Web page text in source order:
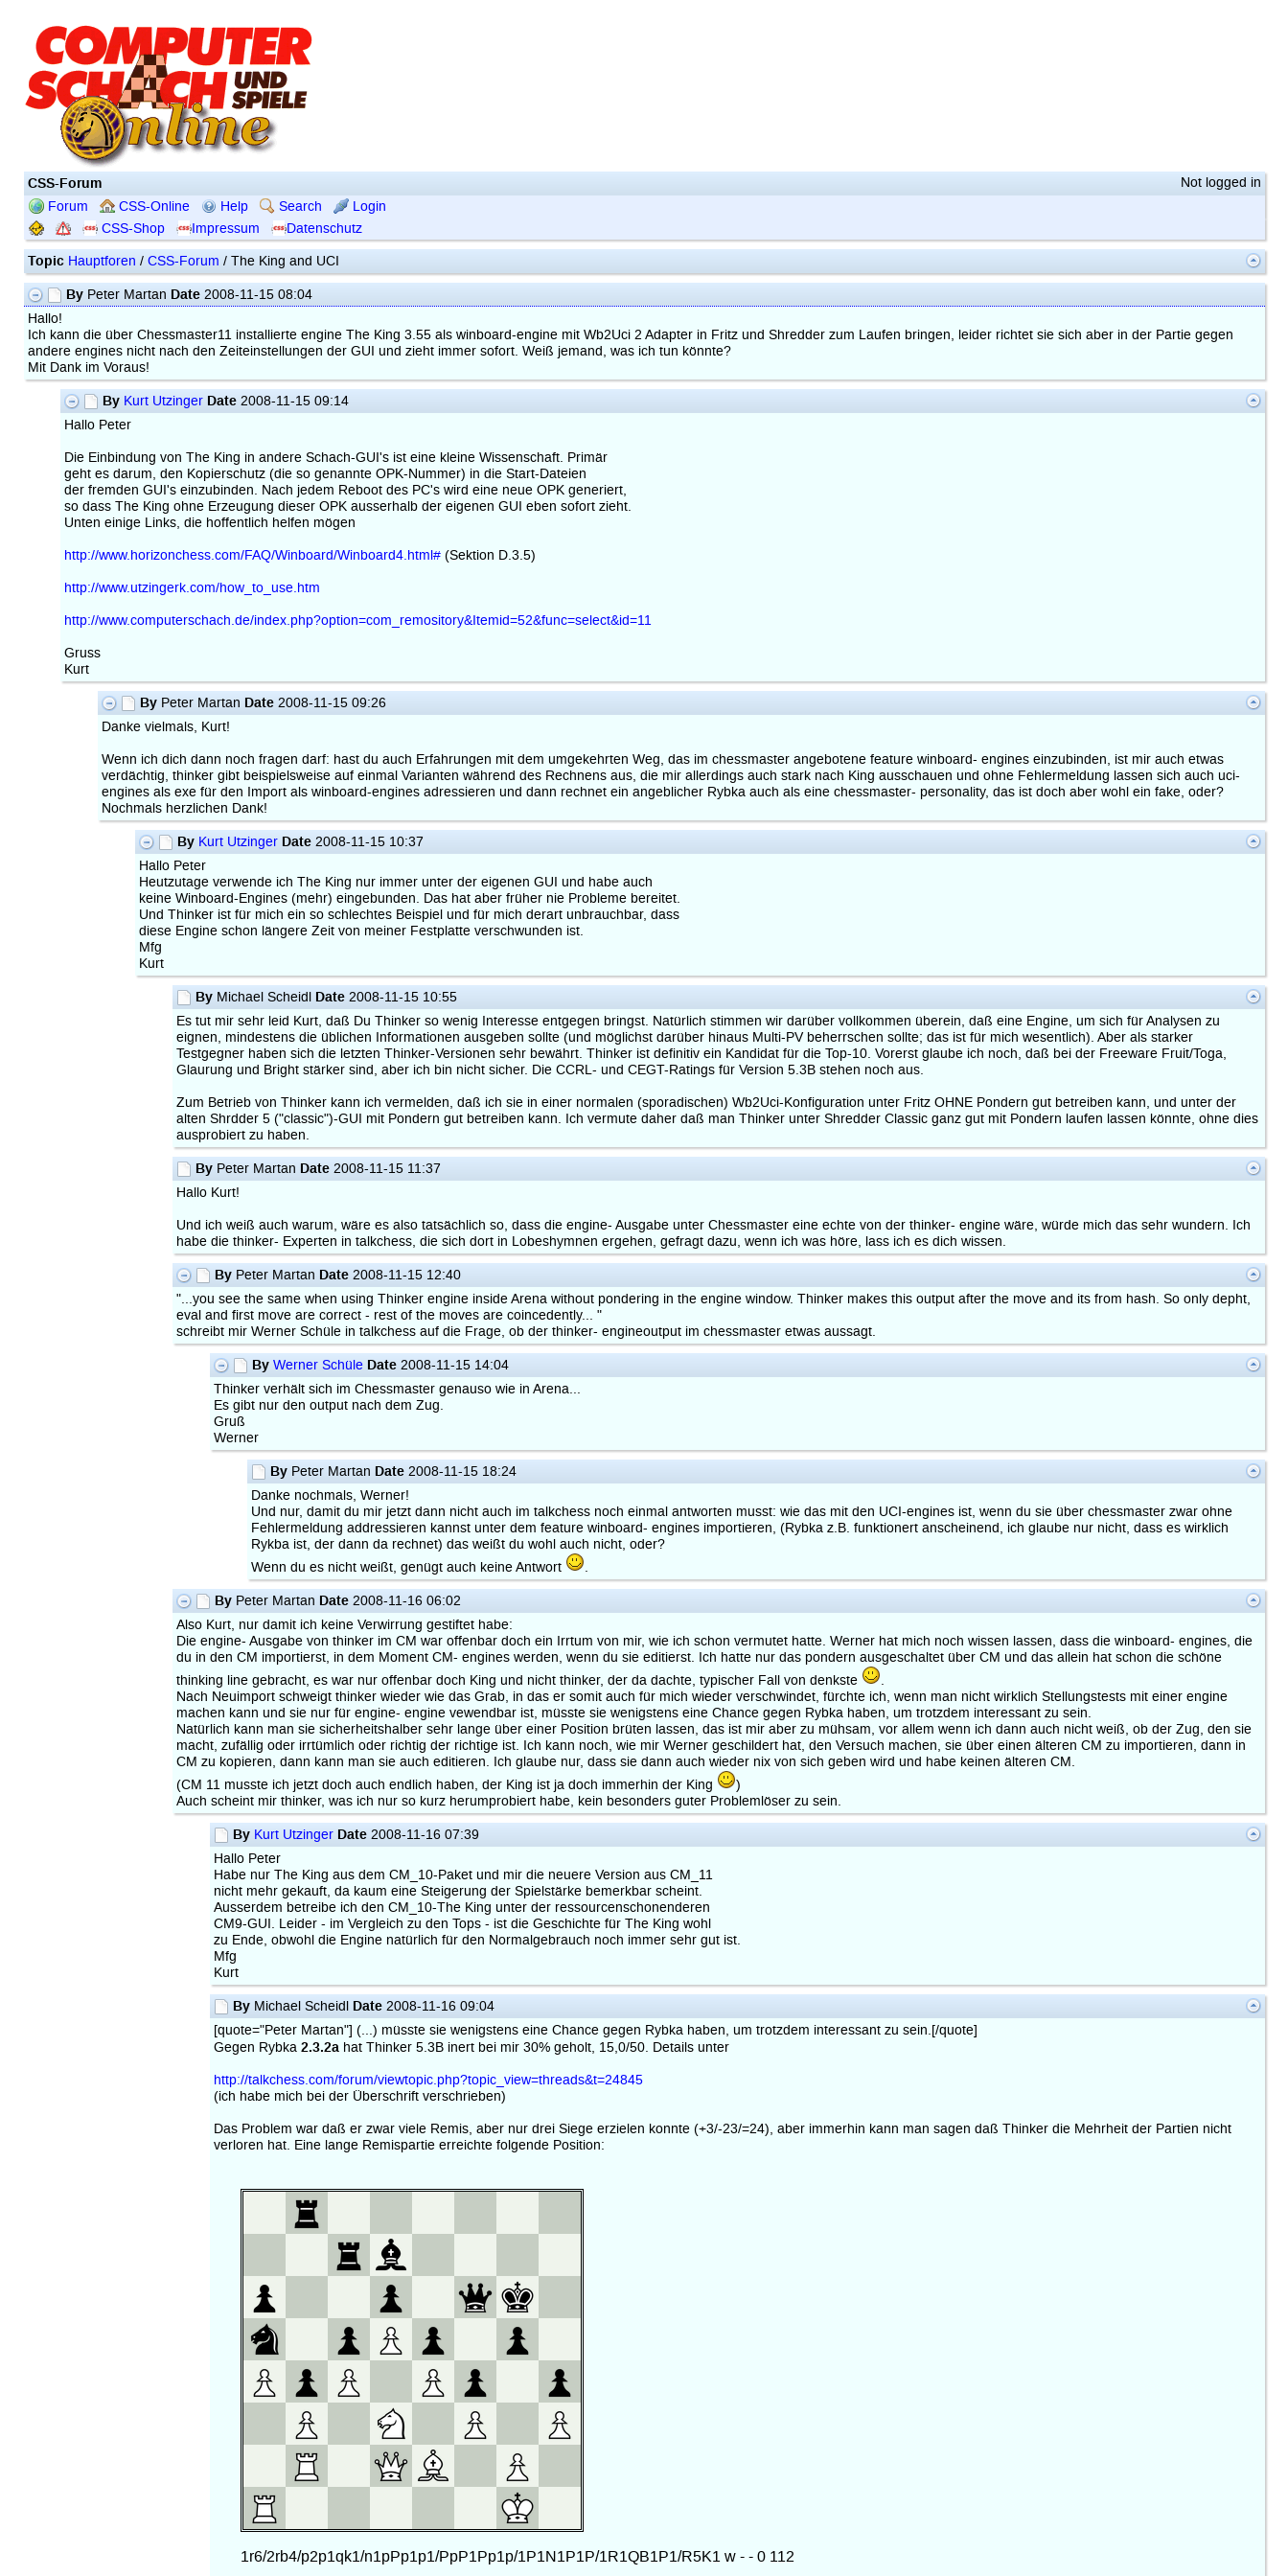
Not logged in
CSS-Forum
Forum CSS-Online Help Search
Login
CSS-Shop
Impressum Datenschutz
Topic Hauptforen / CSS-Forum / The King and UCI
ByPeter Martan Date2008-11-15 08:04
Hallo!
Ich kann die über Chessmaster11 installierte engine The King 3.55 als winboard-engine mit Wb2Uci 2 Adapter in Fritz und Shredder zum Laufen bringen, leider richtet sie sich aber in der Partie gegen
andere engines nicht nach den Zeiteinstellungen der GUI und zieht immer sofort. Weiß jemand, was ich tun könnte?
Mit Dank im Voraus!
By Kurt Utzinger Date 2008-11-15 09:14
Hallo Peter
Die Einbindung von The King in andere Schach-GUI's ist eine kleine Wissenschaft. Primär
geht es darum, den Kopierschutz (die so genannte OPK-Nummer) in die Start-Dateien
der fremden GUI's einzubinden. Nach jedem Reboot des PC's wird eine neue OPK generiert,
so dass The King ohne Erzeugung dieser OPK ausserhalb der eigenen GUI eben sofort zieht.
Unten einige Links, die hoffentlich helfen mögen
http://www.horizonchess.com/FAQ/Winboard/Winboard4.html# (Sektion D.3.5)
http://www.utzingerk.com/how_to_use.htm
http://www.computerschach.de/index.php?option=com_remository&Itemid=52&func=select&id=11
Gruss
Kurt
By Peter Martan Date 2008-11-15 09:26
Danke vielmals, Kurt!
Wenn ich dich dann noch fragen darf: hast du auch Erfahrungen mit dem umgekehrten Weg, das im chessmaster angebotene feature winboard- engines einzubinden, ist mir auch etwas
verdächtig, thinker gibt beispielsweise auf einmal Varianten während des Rechnens aus, die mir allerdings auch stark nach King ausschauen und ohne Fehlermeldung lassen sich auch uci-
engines als exe für den Import als winboard-engines adressieren und dann rechnet ein angeblicher Rybka auch als eine chessmaster- personality, das ist doch aber wohl ein fake, oder?
Nochmals herzlichen Dank!
By Kurt Utzinger Date 2008-11-15 10:37
Hallo Peter
Heutzutage verwende ich The King nur immer unter der eigenen GUI und habe auch
keine Winboard-Engines (mehr) eingebunden. Das hat aber früher nie Probleme bereitet.
Und Thinker ist für mich ein so schlechtes Beispiel und für mich derart unbrauchbar, dass
diese Engine schon längere Zeit von meiner Festplatte verschwunden ist.
Mfg
Kurt
ByMichael Scheidl Date2008-11-15 10:55
Es tut mir sehr leid Kurt, daß Du Thinker so wenig Interesse entgegen bringst. Natürlich stimmen wir darüber vollkommen überein, daß eine Engine, um sich für Analysen zu
eignen, mindestens die üblichen Informationen ausgeben sollte (und möglichst darüber hinaus Multi-PV beherrschen sollte; das ist für mich wesentlich). Aber als starker
Testgegner haben sich die letzten Thinker-Versionen sehr bewährt. Thinker ist definitiv ein Kandidat für die Top-10. Vorerst glaube ich noch, daß bei der Freeware Fruit/Toga,
Glaurung und Bright stärker sind, aber ich bin nicht sicher. Die CCRL- und CEGT-Ratings für Version 5.3B stehen noch aus.
Zum Betrieb von Thinker kann ich vermelden, daß ich sie in einer normalen (sporadischen) Wb2Uci-Konfiguration unter Fritz OHNE Pondern gut betreiben kann, und unter der
alten Shrdder 5 ("classic")-GUI mit Pondern gut betreiben kann. Ich vermute daher daß man Thinker unter Shredder Classic ganz gut mit Pondern laufen lassen könnte, ohne dies
ausprobiert zu haben.
ByPeter Martan Date2008-11-15 11:37
Hallo Kurt!
Und ich weiß auch warum, wäre es also tatsächlich so, dass die engine- Ausgabe unter Chessmaster eine echte von der thinker- engine wäre, würde mich das sehr wundern. Ich
habe die thinker- Experten in talkchess, die sich dort in Lobeshymnen ergehen, gefragt dazu, wenn ich was höre, lass ich es dich wissen.
ByPeter Martan Date2008-11-15 12:40
"...you see the same when using Thinker engine inside Arena without pondering in the engine window. Thinker makes this output after the move and its from hash. So only depht,
eval and first move are correct - rest of the moves are coincedently... "
schreibt mir Werner Schüle in talkchess auf die Frage, ob der thinker- engineoutput im chessmaster etwas aussagt.
By Werner Schüle Date2008-11-15 14:04
Thinker verhält sich im Chessmaster genauso wie in Arena...
Es gibt nur den output nach dem Zug.
Gruß
Werner
ByPeter Martan Date2008-11-15 18:24
Danke nochmals, Werner!
Und nur, damit du mir jetzt dann nicht auch im talkchess noch einmal antworten musst: wie das mit den UCI-engines ist, wenn du sie über chessmaster zwar ohne
Fehlermeldung addressieren kannst unter dem feature winboard- engines importieren, (Rybka z.B. funktionert anscheinend, ich glaube nur nicht, dass es wirklich
Rykba ist, der dann da rechnet) das weißt du wohl auch nicht, oder?
Wenn du es nicht weißt, genügt auch keine Antwort
.
ByPeter Martan Date2008-11-16 06:02
Also Kurt, nur damit ich keine Verwirrung gestiftet habe:
Die engine- Ausgabe von thinker im CM war offenbar doch ein Irrtum von mir, wie ich schon vermutet hatte. Werner hat mich noch wissen lassen, dass die winboard- engines, die
du in den CM importierst, in dem Moment CM- engines werden, wenn du sie editierst. Ich hatte nur das pondern ausgeschaltet über CM und das allein hat schon die schöne
thinking line gebracht, es war nur offenbar doch King und nicht thinker, der da dachte, typischer Fall von denkste
.
Nach Neuimport schweigt thinker wieder wie das Grab, in das er somit auch für mich wieder verschwindet, fürchte ich, wenn man nicht wirklich Stellungstests mit einer engine
machen kann und sie nur für engine- engine vewendbar ist, müsste sie wenigstens eine Chance gegen Rybka haben, um trotzdem interessant zu sein.
Natürlich kann man sie sicherheitshalber sehr lange über einer Position brüten lassen, das ist mir aber zu mühsam, vor allem wenn ich dann auch nicht weiß, ob der Zug, den sie
macht, zufällig oder irrtümlich oder richtig der richtige ist. Ich kann noch, wie mir Werner geschildert hat, den Versuch machen, sie über einen älteren CM zu importieren, dann in
CM zu kopieren, dann kann man sie auch editieren. Ich glaube nur, dass sie dann auch wieder nix von sich geben wird und habe keinen älteren CM.
(CM 11 musste ich jetzt doch auch endlich haben, der King ist ja doch immerhin der King
)
Auch scheint mir thinker, was ich nur so kurz herumprobiert habe, kein besonders guter Problemlöser zu sein.
By Kurt Utzinger Date2008-11-16 07:39
Hallo Peter
Habe nur The King aus dem CM_10-Paket und mir die neuere Version aus CM_11
nicht mehr gekauft, da kaum eine Steigerung der Spielstärke bemerkbar scheint.
Ausserdem betreibe ich den CM_10-The King unter der ressourcenschonenderen
CM9-GUI. Leider - im Vergleich zu den Tops - ist die Geschichte für The King wohl
zu Ende, obwohl die Engine natürlich für den Normalgebrauch noch immer sehr gut ist.
Mfg
Kurt
ByMichael Scheidl Date2008-11-16 09:04
[quote="Peter Martan"] (...) müsste sie wenigstens eine Chance gegen Rybka haben, um trotzdem interessant zu sein.[/quote]
Gegen Rybka 2.3.2a hat Thinker 5.3B inert bei mir 30% geholt, 15,0/50. Details unter
http://talkchess.com/forum/viewtopic.php?topic_view=threads&t=24845
(ich habe mich bei der Überschrift verschrieben)
Das Problem war daß er zwar viele Remis, aber nur drei Siege erzielen konnte (+3/-23/=24), aber immerhin kann man sagen daß Thinker die Mehrheit der Partien nicht
verloren hat. Eine lange Remispartie erreichte folgende Position: